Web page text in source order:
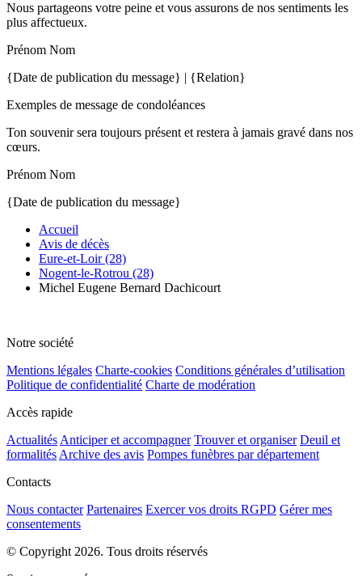
Nous partageons votre peine et vous assurons de nos sentiments les
plus affectueux.
Prénom Nom
{Date de publication du message} | {Relation}
Exemples de message de condoléances
Ton souvenir sera toujours présent et restera à jamais gravé dans nos
cœurs.
Prénom Nom
{Date de publication du message}
Accueil
Avis de décès
Eure-et-Loir (28)
Nogent-le-Rotrou (28)
Michel Eugene Bernard Dachicourt
Notre société
Mentions légales Charte-cookies Conditions générales d’utilisation
Politique de confidentialité Charte de modération
Accès rapide
Actualités Anticiper et accompagner Trouver et organiser Deuil et
formalités Archive des avis Pompes funèbres par département
Contacts
Nous contacter Partenaires Exercer vos droits RGPD Gérer mes
consentements
© Copyright 2026. Tous droits réservés